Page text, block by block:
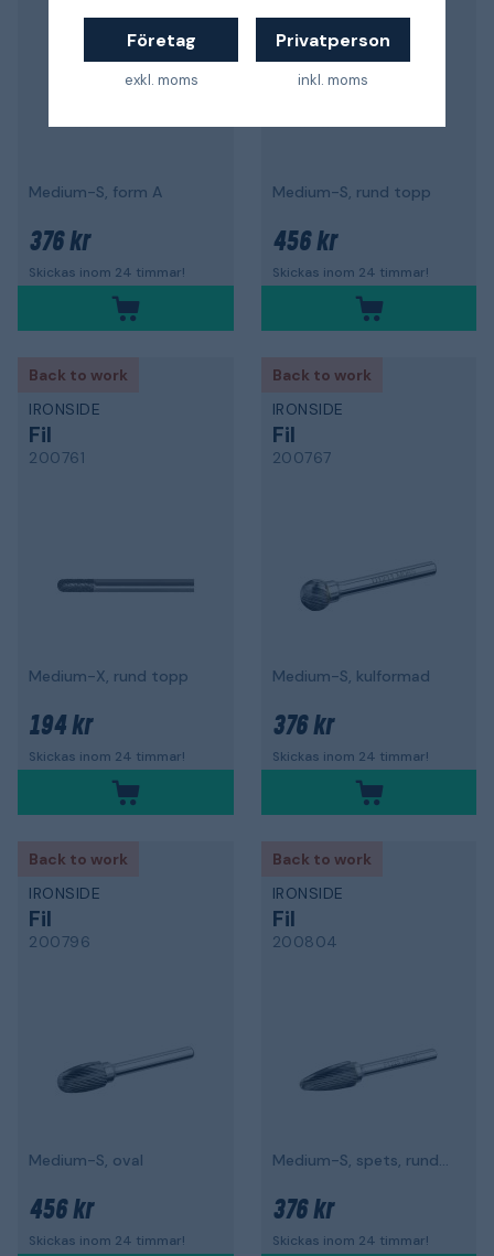
Företag
exkl. moms
Privatperson
inkl. moms
Medium-S, form A
376 kr
Skickas inom 24 timmar!
Medium-S, rund topp
456 kr
Skickas inom 24 timmar!
Back to work
IRONSIDE
Fil
200761
Medium-X, rund topp
194 kr
Skickas inom 24 timmar!
Back to work
IRONSIDE
Fil
200767
Medium-S, kulformad
376 kr
Skickas inom 24 timmar!
Back to work
IRONSIDE
Fil
200796
Medium-S, oval
456 kr
Skickas inom 24 timmar!
Back to work
IRONSIDE
Fil
200804
Medium-S, spets, rundad topp
376 kr
Skickas inom 24 timmar!